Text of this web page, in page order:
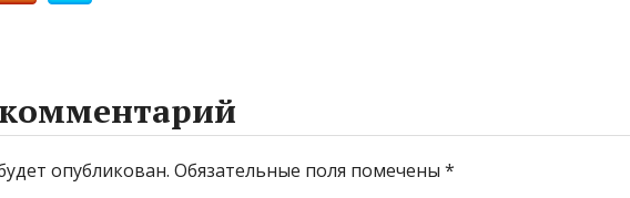
опубликован. Обязательные поля помечены *